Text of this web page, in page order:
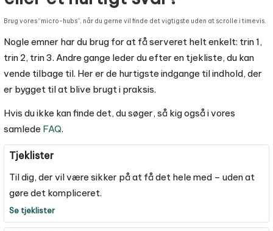
Brug vores “micro-hubs”, når du gerne vil finde det vigtigste uden at scrolle i timevis.
Nogle emner har du brug for at få serveret helt enkelt: trin 1,
trin 2, trin 3. Andre gange leder du efter en tjekliste, du kan
vende tilbage til. Her er de hurtigste indgange til indhold, der
er bygget til at blive brugt i praksis.
Hvis du ikke kan finde det, du søger, så kig også i vores
samlede FAQ.
Tjeklister
Til dig, der vil være sikker på at få det hele med – uden at
gøre det kompliceret.
Se tjeklister